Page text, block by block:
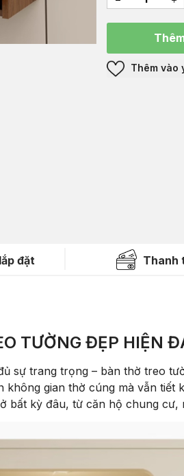
Thêm vào
đặt Thanh
TƯỜNG ĐẸP HIỆN
sự trang trọng – bàn thờ treo
gian thờ cúng mà vẫn tiết
bất kỳ đâu, từ căn hộ chung